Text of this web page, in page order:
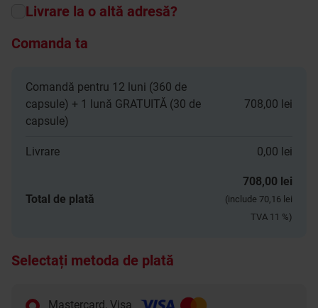
Livrare la o altă adresă?
Comanda ta
Comandă pentru 12 luni (360 de
capsule) + 1 lună GRATUITĂ (30 de
capsule)
708,00 lei
Livrare 0,00 lei
Total de plată
708,00 lei
(include 70,16 lei
TVA 11 %)
Selectați metoda de plată
Mastercard, Visa